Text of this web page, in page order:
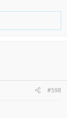
#598